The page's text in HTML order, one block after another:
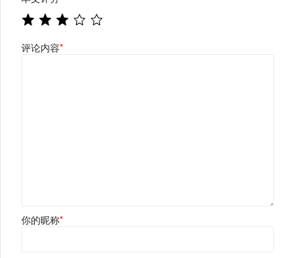
评论内容*
你的昵称*